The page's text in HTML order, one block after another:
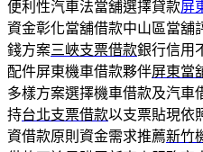
便利性汽車法當舖選擇貸款屏
資金彰化當舖借款中山區當舖
錢方案三峽支票借款銀行信用
配件屏東機車借款夥伴屏東當
多樣方案選擇機車借款及汽車
持台北支票借款以支票貼現依
資借款原則資金需求推薦新竹